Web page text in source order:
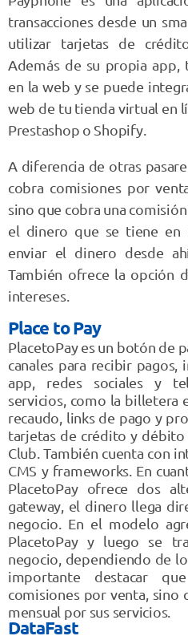
transacciones desde un
utilizar tarjetas de
Además de su propia
en la web y se puede
web de tu tienda virtual en
Prestashop o Shopify.
A diferencia de otras
cobra comisiones por
sino que cobra una
el dinero que se tiene en
enviar el dinero desde
También ofrece la opción
intereses.
Place to Pay
PlacetoPay es un botón de
canales para recibir
app, redes sociales y
servicios, como la billetera
recaudo, links de pago y
tarjetas de crédito y débito
Club. También cuenta con
CMS y frameworks. En
PlacetoPay ofrece dos
gateway, el dinero llega
negocio. En el modelo
PlacetoPay y luego se
negocio, dependiendo de
importante destacar
comisiones por venta, sino
mensual por sus servicios.
DataFast